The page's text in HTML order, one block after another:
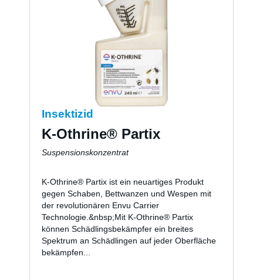
Insektizid
K-Othrine® Partix
Suspensionskonzentrat
K-Othrine® Partix ist ein neuartiges Produkt
gegen Schaben, Bettwanzen und Wespen mit
der revolutionären Envu Carrier
Technologie.&nbsp;Mit K-Othrine® Partix
können Schädlingsbekämpfer ein breites
Spektrum an Schädlingen auf jeder Oberfläche
bekämpfen...